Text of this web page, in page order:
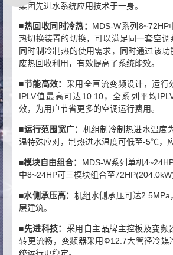
集团先进水系统应用技术于一身。
■热回收同时冷热： MDS-W系列8~72HP
热切换装置的切换，可以满足同一套空
同时制冷制热的使用需求，同时通过该
废热回收利用，有效提高了系统能效。
■节能高效： 采用全直流变频设计，运行
IPLV值最高可达10.10，全系列平均
效，为用户节省更多的空调运行费用。
■运行范围宽广： 机组制冷制热进水温度
温特殊应对，制热进水温度可低至-5℃，
■模块自由组合： MDS-W系列单机
中8~24HP可三模块组合至72HP(204.0kW)
■水侧承压高： 机组水侧承压可达
层建筑。
■先进科技： 采用自主品牌主控板及变频
转更流畅，变频器采用Ф12.7大管径冷媒